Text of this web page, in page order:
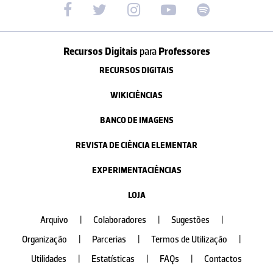
Recursos Digitais paraProfessores
RECURSOS DIGITAIS
WIKICIÊNCIAS
BANCO DE IMAGENS
REVISTA DE CIÊNCIA ELEMENTAR
EXPERIMENTACIÊNCIAS
LOJA
Arquivo Colaboradores Sugestões
Organização
Parcerias Termos de Utilização
Utilidades
Estatísticas FAQs Contactos